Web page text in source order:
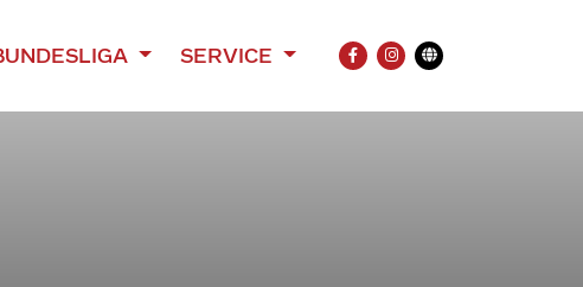
SERVICE
FACEBOOK
INSTAGRAM
Übersetzung